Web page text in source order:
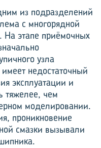
из подразделений
с многорядной
этапе приёмочных
узла
недостаточный
эксплуатации и
тяжелее, чем
моделировании.
проникновение
смазки вызывали